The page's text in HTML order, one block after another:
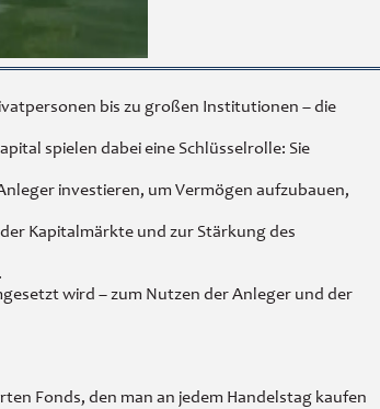
bis zu großen Institutionen – die
spielen dabei eine Schlüsselrolle: Sie
investieren, um Vermögen aufzubauen,
Kapitalmärkte und zur Stärkung des
wird – zum Nutzen der Anleger und der
Fonds, den man an jedem Handelstag kaufen